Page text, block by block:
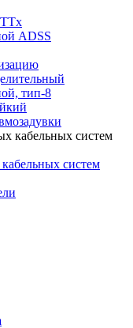
ADSS
тип-8
систем